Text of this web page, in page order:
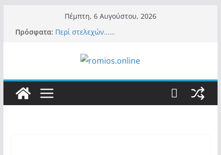
περιεχόμενο
Πέμπτη, 6 Αυγούστου, 2026
Πρόσφατα: Περί στελεχών……
είναι το Κίνημα της Μ.Καρυστιανού και όχι
το διεφθαρμένο σύστημα εξουσίας»
Κασιδιάρη – Οι ένοικοι του Μαξίμου σε
πανικό, πατριωτικό τσουνάμι σαρώνει την